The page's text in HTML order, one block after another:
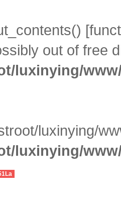
[
out of free
luxinying/
luxinying/
luxinying/